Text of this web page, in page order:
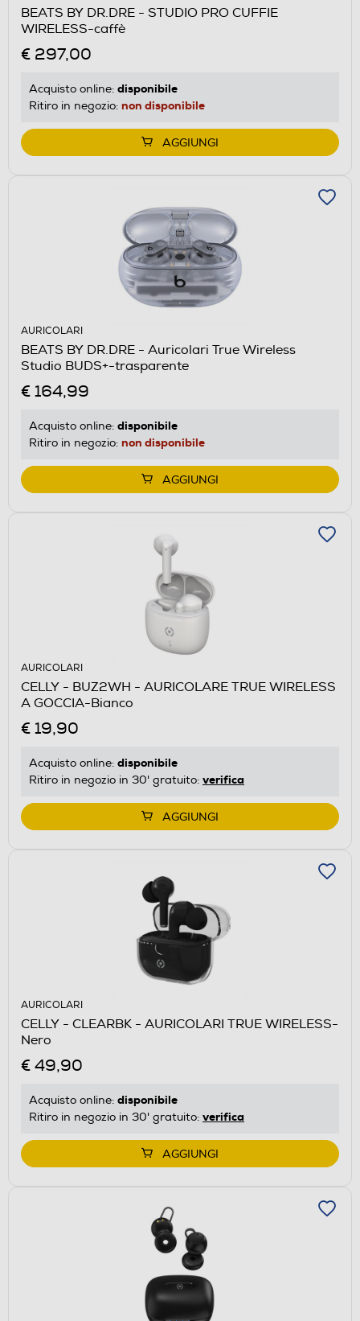
BEATS BY DR.DRE - STUDIO PRO CUFFIE
WIRELESS-caffè
€ 297,00
Acquisto online: disponibile
Ritiro in negozio: non disponibile
AGGIUNGI
AURICOLARI
BEATS BY DR.DRE - Auricolari True Wireless
Studio BUDS+-trasparente
€ 164,99
Acquisto online: disponibile
Ritiro in negozio: non disponibile
AGGIUNGI
AURICOLARI
CELLY - BUZ2WH - AURICOLARE TRUE WIRELESS
A GOCCIA-Bianco
€ 19,90
Acquisto online: disponibile
Ritiro in negozio in 30' gratuito: verifica
AGGIUNGI
AURICOLARI
CELLY - CLEARBK - AURICOLARI TRUE WIRELESS-
Nero
€ 49,90
Acquisto online: disponibile
Ritiro in negozio in 30' gratuito: verifica
AGGIUNGI